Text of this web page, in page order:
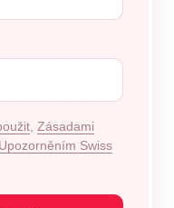
Zásadami
Upozorněním Swiss